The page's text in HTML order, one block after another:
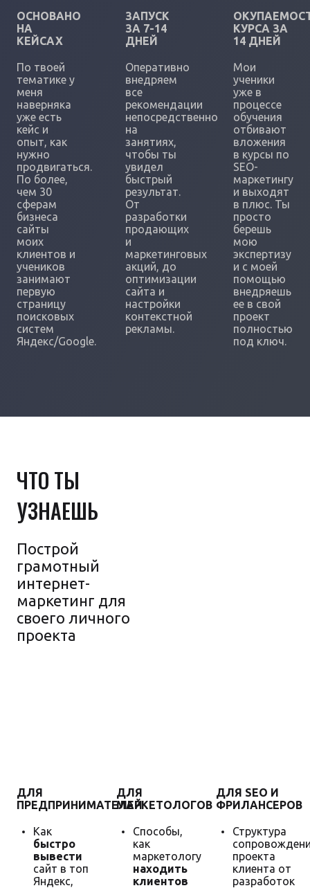
ОСНОВАНО
НА
КЕЙСАХ
По твоей
тематике у
меня
наверняка
уже есть
кейс и
опыт, как
нужно
продвигаться.
По более,
чем 30
сферам
бизнеса
сайты
моих
клиентов и
учеников
занимают
первую
страницу
поисковых
систем
Яндекс/Google.
ЗАПУСК
ЗА 7-14
ДНЕЙ
Оперативно
внедряем
все
рекомендации
непосредственно
на
занятиях,
чтобы ты
увидел
быстрый
результат.
От
разработки
продающих
и
маркетинговых
акций, до
оптимизации
сайта и
настройки
контекстной
рекламы.
КУРСА ЗА
14 ДНЕЙ
Мои
ученики
уже в
процессе
обучения
отбивают
вложения
в курсы по
SEO-
маркетингу
и выходят
в плюс. Ты
просто
берешь
мою
экспертизу
и с моей
помощью
внедряешь
ее в свой
проект
полностью
под ключ.
ЧТО ТЫ
УЗНАЕШЬ
Построй
грамотный
интернет-
маркетинг для
своего личного
проекта
ДЛЯ
ПРЕДПРИНИМАТЕЛЕЙ
Как
быстро
вывести
сайт в топ
Яндекс,
ДЛЯ
МАРКЕТОЛОГОВ
Способы,
как
маркетологу
находить
клиентов
ДЛЯ SEO И
ФРИЛАНСЕРОВ
Структура
проекта
клиента от
разработок